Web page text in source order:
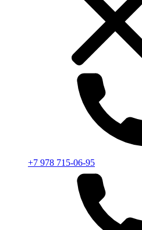
+7 978 715-06-95